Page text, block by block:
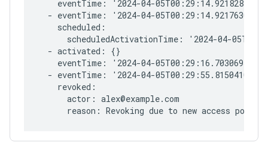
    eventTime: '2024-04-05T00:29:14.921828714Z'
  - eventTime: '2024-04-05T00:29:14.921763008Z'
    scheduled:
scheduledActivationTime: '2024-04-
  - activated: {}
    eventTime: '2024-04-05T00:29:16.703069535Z'
  - eventTime: '2024-04-05T00:29:55.815041079Z'
    revoked:
      actor: alex@example.com